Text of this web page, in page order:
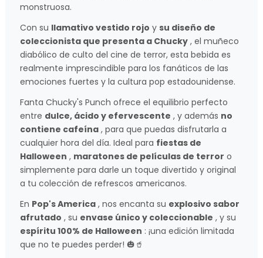
monstruosa.
Con su llamativo vestido rojo y su diseño de
coleccionista que presenta a Chucky , el muñeco
diabólico de culto del cine de terror, esta bebida es
realmente imprescindible para los fanáticos de las
emociones fuertes y la cultura pop estadounidense.
Fanta Chucky's Punch ofrece el equilibrio perfecto
entre dulce, ácido y efervescente , y además no
contiene cafeína , para que puedas disfrutarla a
cualquier hora del día. Ideal para fiestas de
Halloween , maratones de películas de terror o
simplemente para darle un toque divertido y original
a tu colección de refrescos americanos.
En Pop's America , nos encanta su explosivo sabor
afrutado , su envase único y coleccionable , y su
espíritu 100% de Halloween : ¡una edición limitada
que no te puedes perder! 🎃🥤